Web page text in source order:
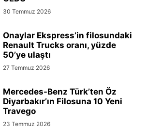
30 Temmuz 2026
Onaylar Ekspress’in filosundaki
Renault Trucks oranı, yüzde
50’ye ulaştı
27 Temmuz 2026
Mercedes-Benz Türk’ten Öz
Diyarbakır’ın Filosuna 10 Yeni
Travego
23 Temmuz 2026